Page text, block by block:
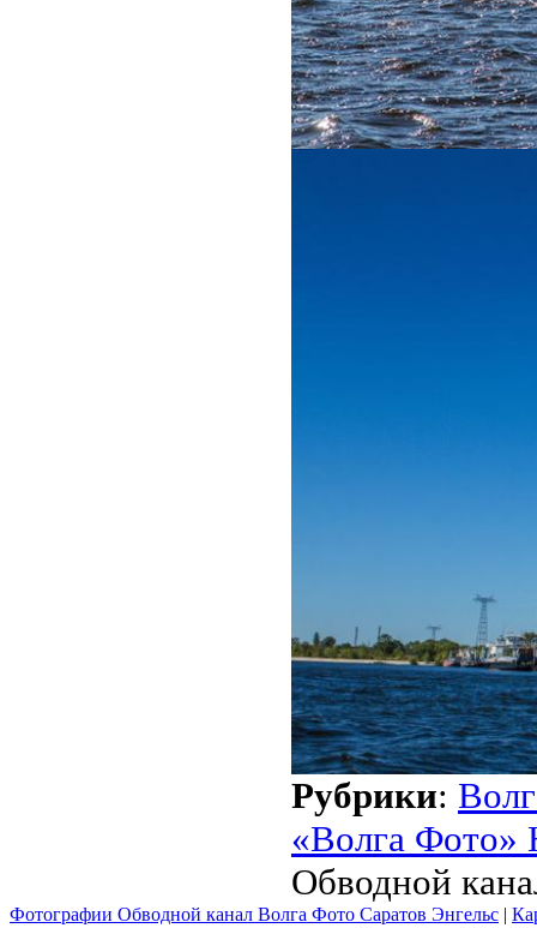
Рубрики:
«Волга Фото»
Обводной
Фотографии Обводной канал Волга Фото Саратов Энгельс |